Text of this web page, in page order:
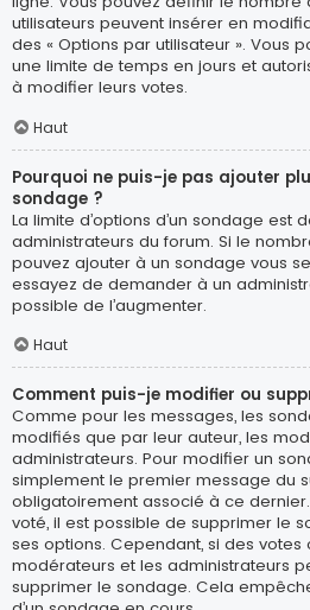
utilisateurs peuvent insérer en
des « Options par utilisateur ». Vous
une limite de temps en jours et
à modifier leurs votes.
Haut
Pourquoi ne puis-je pas ajouter
sondage ?
La limite d’options d’un sondage est
administrateurs du forum. Si le
pouvez ajouter à un sondage vous
essayez de demander à un
possible de l’augmenter.
Haut
Comment puis-je modifier ou
Comme pour les messages, les
modifiés que par leur auteur, les
administrateurs. Pour modifier un
simplement le premier message du
obligatoirement associé à ce
voté, il est possible de supprimer le
ses options. Cependant, si des votes
modérateurs et les administrateurs
supprimer le sondage. Cela